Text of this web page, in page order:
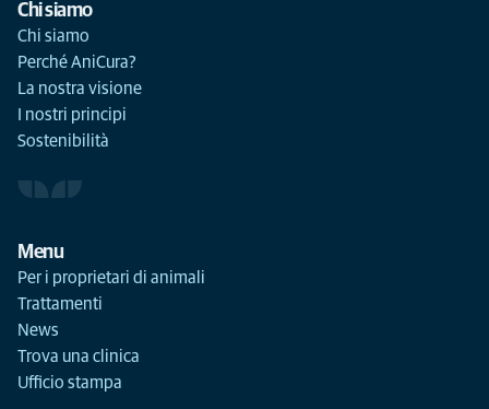
Chi siamo
Chi siamo
Perché AniCura?
La nostra visione
I nostri principi
Sostenibilità
Menu
Per i proprietari di animali
Trattamenti
News
Trova una clinica
Ufficio stampa